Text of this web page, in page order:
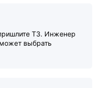
ТЗ. Инженер
выбрать